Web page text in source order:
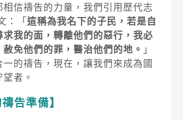
相信禱告的力量，我們引用歷代志
：「這稱為我名下的子民，若是自
我的面，轉離他們的惡行，我必
免他們的罪，醫治他們的地。 」
一的禱告，現在，讓我們來成為國
者。
告準備】